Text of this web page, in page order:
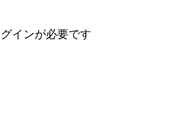
インが必要です